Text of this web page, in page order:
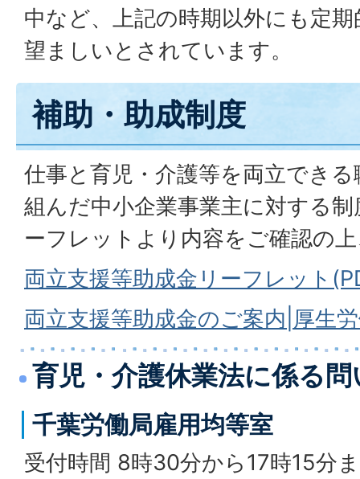
中など、上記の時期以外にも定
望ましいとされています。
補助・助成制度
仕事と育児・介護等を両立でき
組んだ中小企業事業主に対する
ーフレットより内容をご確認の
両立支援等助成金リーフレット
両立支援等助成金のご案内|厚生
育児・介護休業法に係る
千葉労働局雇用均等室
受付時間 8時30分から17時15分